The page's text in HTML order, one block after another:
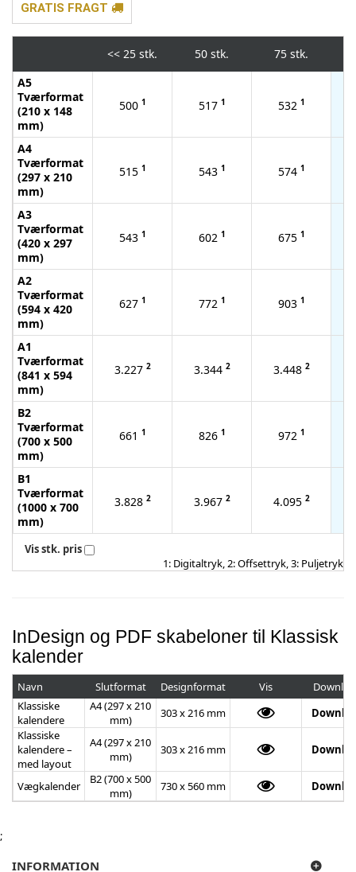
GRATIS FRAGT
<< 25 stk. 50 stk. 75 stk.
A5
Tværformat
(210 x 148
mm)
500 1 517 1 532 1
A4
Tværformat
(297 x 210
mm)
515 1 543 1 574 1
A3
Tværformat
(420 x 297
mm)
543 1 602 1 675 1
A2
Tværformat
(594 x 420
mm)
627 1 772 1 903 1
A1
Tværformat
(841 x 594
mm)
3.227 2 3.344 2 3.448 2
B2
Tværformat
(700 x 500
mm)
661 1 826 1 972 1
B1
Tværformat
(1000 x 700
mm)
3.828 2 3.967 2 4.095 2
Vis stk. pris
1: Digitaltryk, 2: Offsettryk, 3: Puljetryk
InDesign og PDF skabeloner til Klassisk
kalender
Navn Slutformat Designformat Vis
Klassiske
kalendere
A4 (297 x 210
mm)
303 x 216 mm
Klassiske
kalendere –
med layout
A4 (297 x 210
mm)
303 x 216 mm
Vægkalender
B2 (700 x 500
mm)
730 x 560 mm
;
INFORMATION